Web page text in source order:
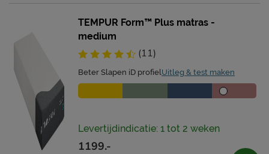
TEMPUR Form™ Plus matras -
medium
(11)
Beter Slapen iD profielUitleg & test maken
Levertijdindicatie: 1 tot 2 weken
1199.-